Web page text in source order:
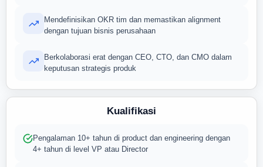
Mendefinisikan OKR tim dan memastikan alignment
dengan tujuan bisnis perusahaan
Berkolaborasi erat dengan CEO, CTO, dan CMO dalam
keputusan strategis produk
Kualifikasi
Pengalaman 10+ tahun di product dan engineering dengan
4+ tahun di level VP atau Director